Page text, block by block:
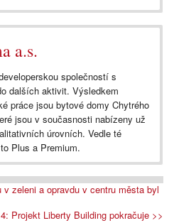
a.s.
společností s
dalších aktivit. Výsledkem
práce jsou bytové domy Chytrého
jsou v současnosti nabízeny už
úrovních. Vedle té
Plus a Premium.
zeleni a opravdu v centru města byl
Projekt Liberty Building pokračuje >>